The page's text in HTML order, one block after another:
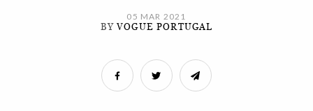
05 MAR 2021
BYVOGUE PORTUGAL